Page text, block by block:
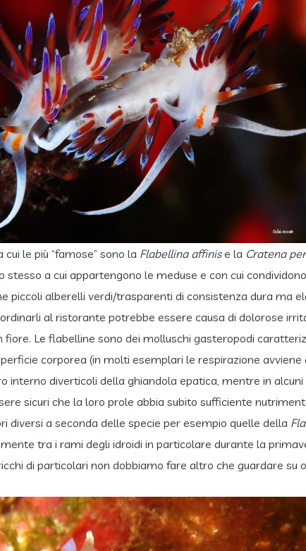
cui le più “famose” sono la Flabellina affinise la Cratena
stesso a cui appartengono le meduse e con cui
piccoli alberelli verdi/trasparenti di consistenza dura ma
al ristorante potrebbe essere causa di dolorose
fiore. Le flabelline sono dei molluschi gasteropodi
corporea (in molti esemplari le respirazione
interno diverticoli della ghiandola epatica, mentre in
sicuri che la loro prole abbia subito sufficiente
diversi a seconda delle specie per esempio quelle della
tra i rami degli idroidi in particolare durante la
di particolari non dobbiamo fare altro che guardare su